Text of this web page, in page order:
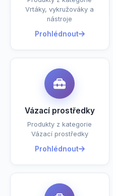
Vrtáky, vykružováky a
nástroje
Prohlédnout
Vázací prostředky
Produkty z kategorie
Vázací prostředky
Prohlédnout